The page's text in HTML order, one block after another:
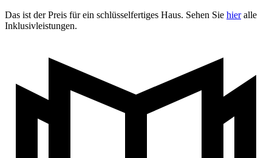
Das ist der Preis für ein schlüsselfertiges Haus. Sehen Sie hieralle
Inklusivleistungen.